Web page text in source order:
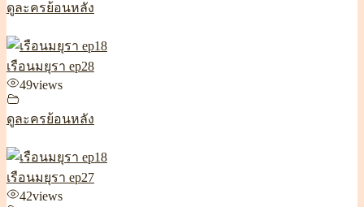
ดูละครย้อนหลัง
เรือนมยุรา ep28
49views
ดูละครย้อนหลัง
เรือนมยุรา ep27
42views